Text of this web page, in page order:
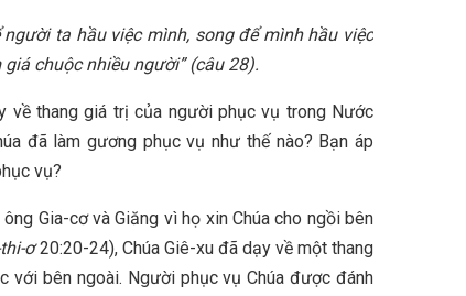
keys
or
decrease
ta hầu việc mình, song để mình hầu việc
chuộc nhiều người” (câu 28).
về thang giá trị của người phục vụ trong Nước
đã làm gương phục vụ như thế nào? Bạn áp
vụ?
Gia-cơ và Giăng vì họ xin Chúa cho ngồi bên
ơ20:20-24), Chúa Giê-xu đã dạy về một thang
với bên ngoài. Người phục vụ Chúa được đánh